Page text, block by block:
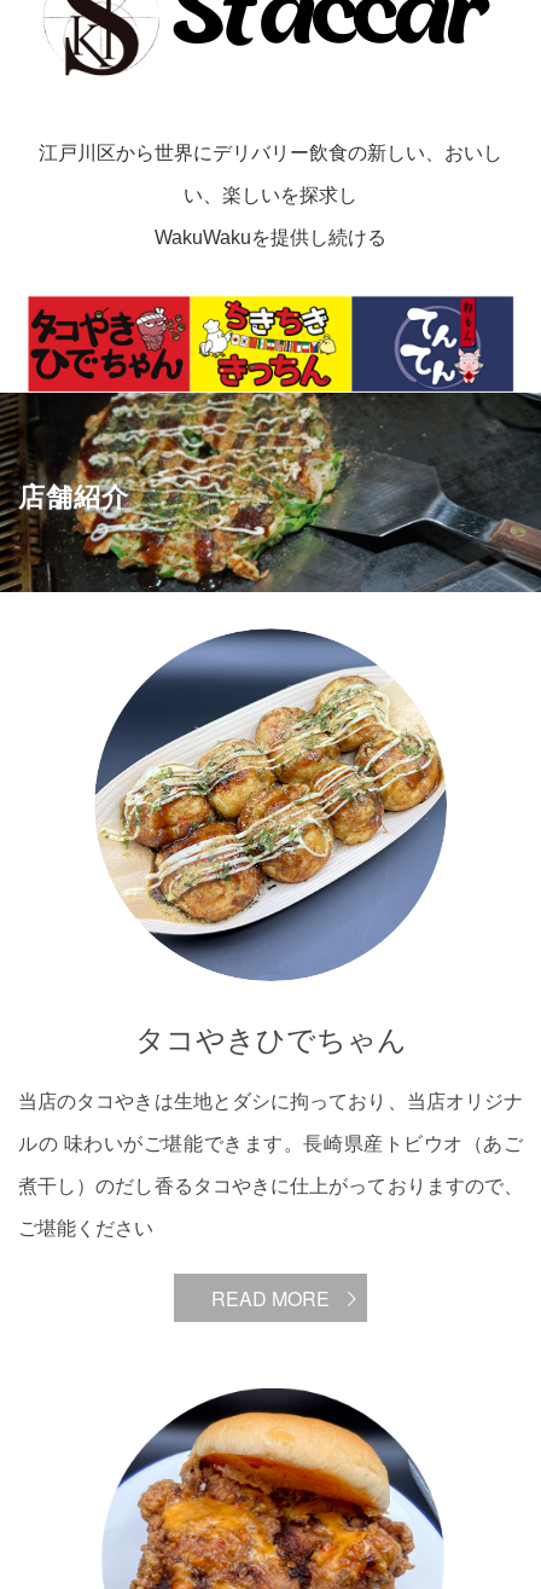
江戸川区から世界にデリバリー飲食の新しい、おいし
い、楽しいを探求し
WakuWakuを提供し続ける
店舗紹介
タコやきひでちゃん
当店のタコやきは生地とダシに拘っており、当店オリジナ
ルの 味わいがご堪能できます。長崎県産トビウオ（あご
煮干し）のだし香るタコやきに仕上がっておりますので、
ご堪能ください
READ MORE